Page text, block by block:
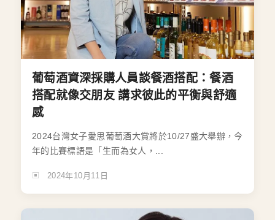
葡萄酒資深採購人員談餐酒搭配：餐酒
搭配就像交朋友 講求彼此的平衡與舒適
感
2024台灣女子愛思葡萄酒大賞將於10/27盛大舉辦，今
年的比賽標語是「生而為女人，...
2024年10月11日